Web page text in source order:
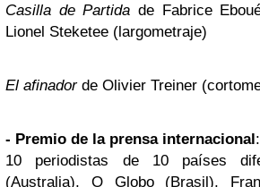
Casilla de Partida de Fabrice
Lionel Steketee (largometraje)
El afinadorde Olivier Treiner
- Premio de la prensa internacional:
10 periodistas de 10 países
(Australia), O Globo (Brasil),